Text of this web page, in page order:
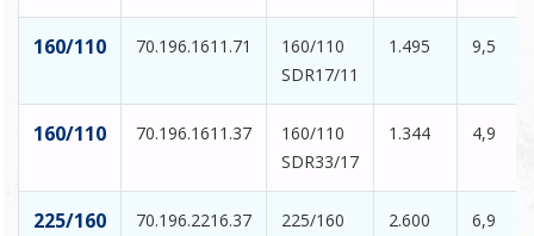
160/110 70.196.1611.71
160/110
SDR17/11
1.495 9,5
160/110 70.196.1611.37
160/110
SDR33/17
1.344 4,9
225/160 70.196.2216.37
225/160
2.600 6,9